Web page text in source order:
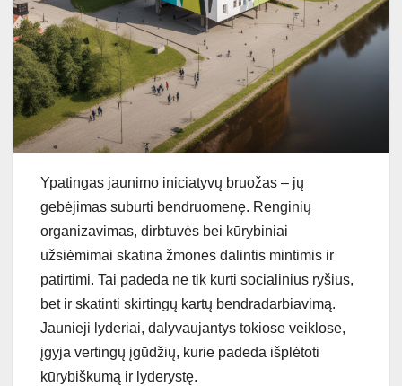
Ypatingas jaunimo iniciatyvų bruožas – jų
gebėjimas suburti bendruomenę. Renginių
organizavimas, dirbtuvės bei kūrybiniai
užsiėmimai skatina žmones dalintis mintimis ir
patirtimi. Tai padeda ne tik kurti socialinius ryšius,
bet ir skatinti skirtingų kartų bendradarbiavimą.
Jaunieji lyderiai, dalyvaujantys tokiose veiklose,
įgyja vertingų įgūdžių, kurie padeda išplėtoti
kūrybiškumą ir lyderystę.